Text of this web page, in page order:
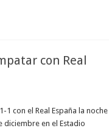
con Real
1 con el Real España la noche
diciembre en el Estadio